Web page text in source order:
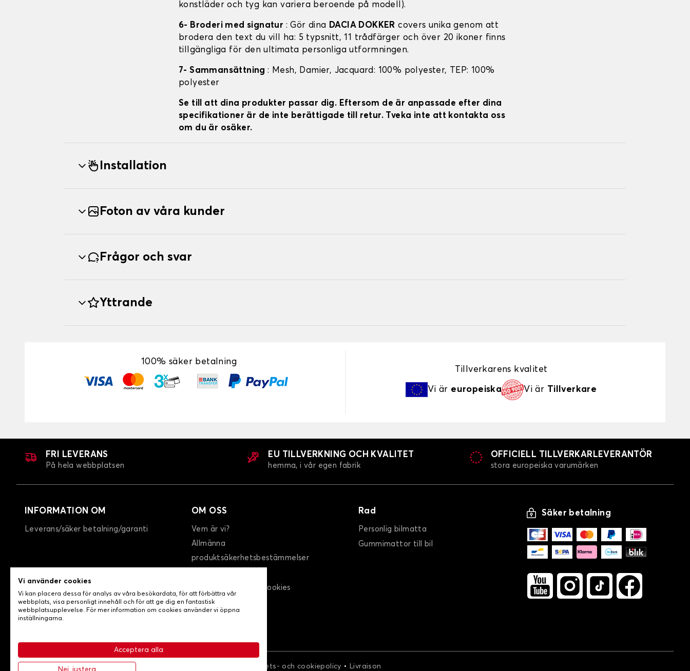
konstläder och tyg kan variera beroende på modell).
6- Broderi med signatur : Gör dina DACIA DOKKER covers unika genom att
brodera den text du vill ha: 5 typsnitt, 11 trådfärger och över 20 ikoner finns
tillgängliga för den ultimata personliga utformningen.
7- Sammansättning: Mesh, Damier, Jacquard: 100% polyester, TEP: 100%
polyester
Se till att dina produkter passar dig. Eftersom de är anpassade efter dina
specifikationer är de inte berättigade till retur. Tveka inte att kontakta oss
om du är osäker.
Installation
Foton av våra kunder
Frågor och svar
Yttrande
100% säker betalning
Tillverkarens kvalitet
Vi är europeiska Vi är Tillverkare
FRI LEVERANS
På hela webbplatsen
EU TILLVERKNING OCH KVALITET
hemma, i vår egen fabrik
OFFICIELL TILLVERKARLEVERANTÖR
stora europeiska varumärken
INFORMATION OM
Leverans/säker betalning/garanti
OM OSS
Vem är vi?
Allmänna
produktsäkerhetsbestämmelser
Integritetspolicy / Cookies
Kontakta oss
Rad
Personlig bilmatta
Gummimattor till bil
Säker betalning
© Copyright 2026 Lovecar Integritets- och cookiepolicy •Livraison
Vi använder cookies
Vi kan placera dessa för analys av våra besökardata, för att förbättra vår
webbplats, visa personligt innehåll och för att ge dig en fantastisk
webbplatsupplevelse. För mer information om cookies använder vi öppna
inställningarna.
Acceptera alla
Nej, justera